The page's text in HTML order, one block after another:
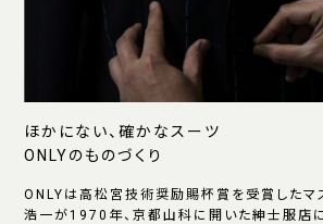
ほかにない、確かなスーツ
ONLYのものづくり
ONLYは高松宮技術奨励賜杯賞を受賞したマ
浩一が1970年、京都山科に開いた紳士服店に